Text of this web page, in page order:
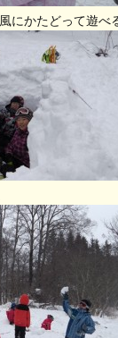
にかたどって遊べ